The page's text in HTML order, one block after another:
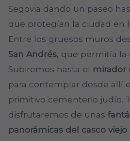
Segovia dando un paseo
que protegían la ciudad en
Entre los gruesos muros
San Andrés, que permitía la
Subiremos hasta el mirador
para contemplar desde allí
primitivo cementerio judío.
disfrutaremos de unas
panorámicas del casco viejo